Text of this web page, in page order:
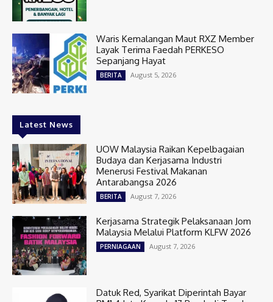
Waris Kemalangan Maut RXZ Member
Layak Terima Faedah PERKESO
Sepanjang Hayat
BERITA August 5, 2026
Latest News
UOW Malaysia Raikan Kepelbagaian
Budaya dan Kerjasama Industri
Menerusi Festival Makanan
Antarabangsa 2026
BERITA August 7, 2026
Kerjasama Strategik Pelaksanaan Jom
Malaysia Melalui Platform KLFW 2026
PERNIAGAAN August 7, 2026
Datuk Red, Syarikat Diperintah Bayar